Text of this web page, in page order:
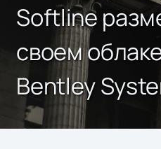
Softline
своем
Bentley